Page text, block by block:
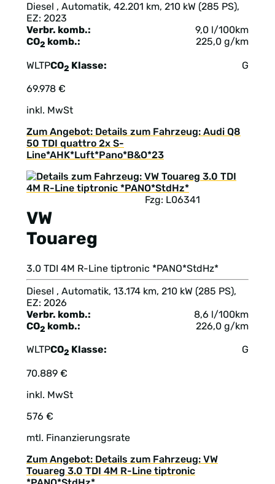
Diesel , Automatik, 42.201 km, 210 kW (285 PS),
EZ: 2023
Verbr. komb.:
9,0 l/100km
CO2 komb.: 225,0 g/km
WLTPCO2 Klasse: G
69.978 €
inkl. MwSt
Zum Angebot: Details zum Fahrzeug: Audi Q8
50 TDI quattro 2x S-
Line*AHK*Luft*Pano*B&O*23
VW
Touareg
Fzg: L06341
3.0 TDI 4M R-Line tiptronic *PANO*StdHz*
Diesel , Automatik, 13.174 km, 210 kW (285 PS),
EZ: 2026
Verbr. komb.:
8,6 l/100km
CO2 komb.: 226,0 g/km
WLTPCO2 Klasse: G
70.889 €
inkl. MwSt
576 €
mtl. Finanzierungsrate
Zum Angebot: Details zum Fahrzeug: VW
Touareg 3.0 TDI 4M R-Line tiptronic